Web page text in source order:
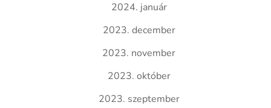
2024. január
2023. december
2023. november
2023. október
2023. szeptember